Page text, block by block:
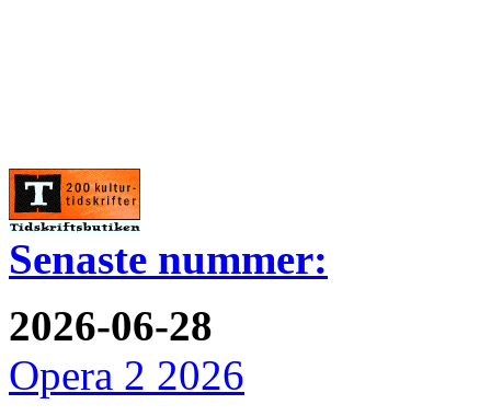
Senaste nummer:
2026-06-28
Opera 2 2026